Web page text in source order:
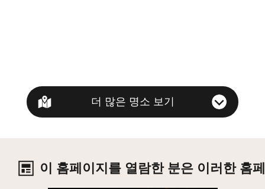
더 많은 명소 보기
이 홈페이지를 열람한 분은 이러한 홈